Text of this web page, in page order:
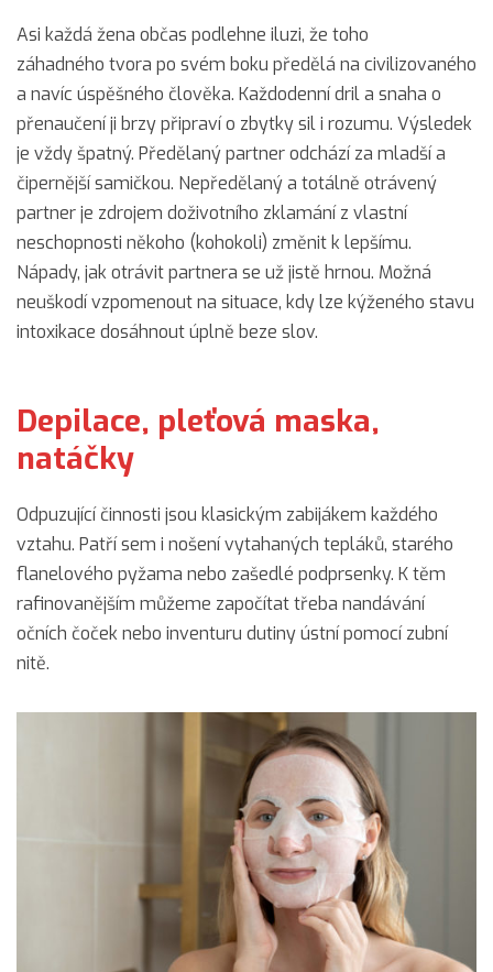
Asi každá žena občas podlehne iluzi, že toho
záhadného tvora po svém boku předělá na civilizovaného
a navíc úspěšného člověka. Každodenní dril a snaha o
přenaučení ji brzy připraví o zbytky sil i rozumu. Výsledek
je vždy špatný. Předělaný partner odchází za mladší a
čipernější samičkou. Nepředělaný a totálně otrávený
partner je zdrojem doživotního zklamání z vlastní
neschopnosti někoho (kohokoli) změnit k lepšímu.
Nápady, jak otrávit partnera se už jistě hrnou. Možná
neuškodí vzpomenout na situace, kdy lze kýženého stavu
intoxikace dosáhnout úplně beze slov.
Depilace, pleťová maska,
natáčky
Odpuzující činnosti jsou klasickým zabijákem každého
vztahu. Patří sem i nošení vytahaných tepláků, starého
flanelového pyžama nebo zašedlé podprsenky. K těm
rafinovanějším můžeme započítat třeba nandávání
očních čoček nebo inventuru dutiny ústní pomocí zubní
nitě.